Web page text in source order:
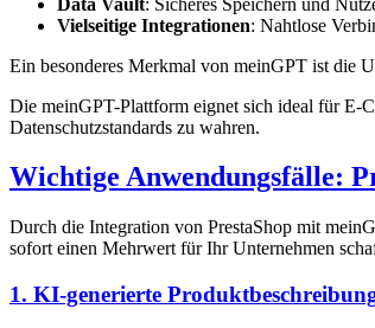
Vielseitige Integrationen: Nahtlose
Ein besonderes Merkmal von meinGPT ist die
Die meinGPT-Plattform eignet sich ideal für E-
Datenschutzstandards zu wahren.
Wichtige Anwendungsfälle:
Durch die Integration von PrestaShop mit
sofort einen Mehrwert für Ihr Unternehmen
1. KI-generierte